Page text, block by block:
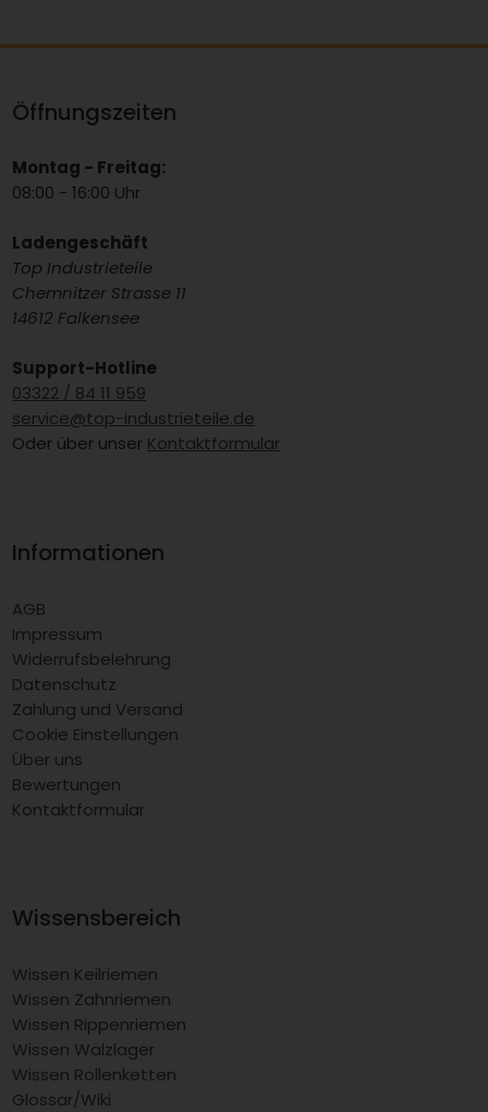
Öffnungszeiten
Montag - Freitag:
08:00 - 16:00 Uhr
Ladengeschäft
Top Industrieteile
Chemnitzer Strasse 11
14612 Falkensee
Support-Hotline
03322 / 84 11 959
service@top-industrieteile.de
Oder über unser Kontaktformular
Informationen
AGB
Impressum
Widerrufsbelehrung
Datenschutz
Zahlung und Versand
Cookie Einstellungen
Über uns
Bewertungen
Kontaktformular
Wissensbereich
Wissen Keilriemen
Wissen Zahnriemen
Wissen Rippenriemen
Wissen Wälzlager
Wissen Rollenketten
Glossar/Wiki